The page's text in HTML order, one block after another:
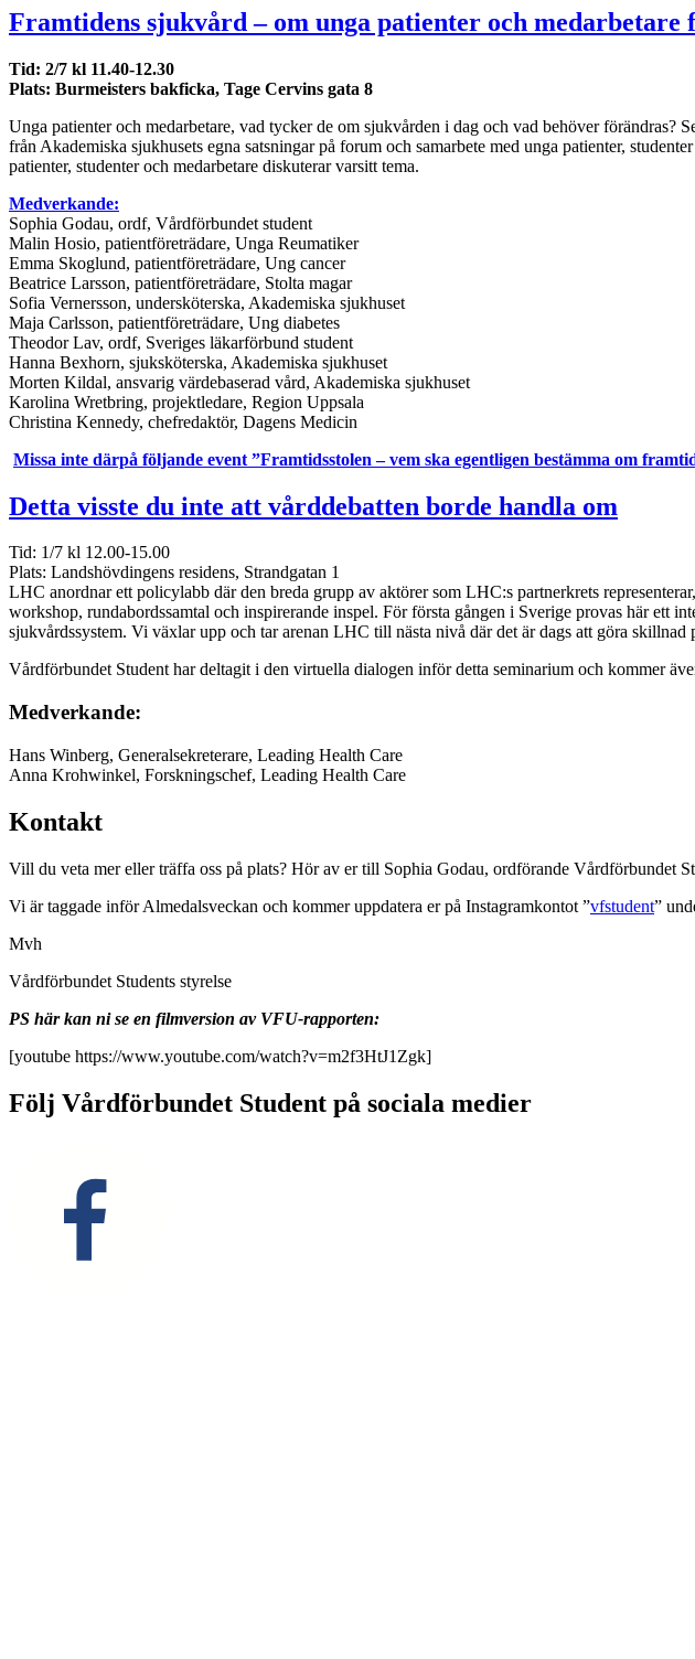
Framtidens sjukvård – om unga patienter och medarbetare
Tid: 2/7 kl 11.40-12.30
Plats: Burmeisters bakficka, Tage Cervins gata 8
Unga patienter och medarbetare, vad tycker de om sjukvården i dag och vad behöver förändras?
från Akademiska sjukhusets egna satsningar på forum och samarbete med unga patienter,
patienter, studenter och medarbetare diskuterar varsitt tema.
Medverkande:
Sophia Godau, ordf, Vårdförbundet student
Malin Hosio, patientföreträdare, Unga Reumatiker
Emma Skoglund, patientföreträdare, Ung cancer
Beatrice Larsson, patientföreträdare, Stolta magar
Sofia Vernersson, undersköterska, Akademiska sjukhuset
Maja Carlsson, patientföreträdare, Ung diabetes
Theodor Lav, ordf, Sveriges läkarförbund student
Hanna Bexhorn, sjuksköterska, Akademiska sjukhuset
Morten Kildal, ansvarig värdebaserad vård, Akademiska sjukhuset
Karolina Wretbring, projektledare, Region Uppsala
Christina Kennedy, chefredaktör, Dagens Medicin
Missa inte därpå följande event ”Framtidsstolen – vem ska egentligen bestämma om
Detta visste du inte att vårddebatten borde handla om
Tid: 1/7 kl 12.00-15.00
Plats: Landshövdingens residens, Strandgatan 1
LHC anordnar ett policylabb där den breda grupp av aktörer som LHC:s partnerkrets
workshop, rundabordssamtal och inspirerande inspel. För första gången i Sverige provas här ett
sjukvårdssystem. Vi växlar upp och tar arenan LHC till nästa nivå där det är dags att göra skillnad
Vårdförbundet Student har deltagit i den virtuella dialogen inför detta seminarium och kommer
Medverkande:
Hans Winberg, Generalsekreterare, Leading Health Care
Anna Krohwinkel, Forskningschef, Leading Health Care
Kontakt
Vill du veta mer eller träffa oss på plats? Hör av er till Sophia Godau, ordförande Vårdförbundet
Vi är taggade inför Almedalsveckan och kommer uppdatera er på Instagramkontot ”vfstudent”
Mvh
Vårdförbundet Students styrelse
PS här kan ni se en filmversion av VFU-rapporten:
[youtube https://www.youtube.com/watch?v=m2f3HtJ1Zgk]
Följ Vårdförbundet Student på sociala medier